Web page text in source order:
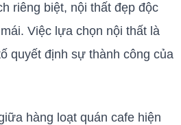
riêng biệt, nội thất đẹp độc
Việc lựa chọn nội thất là
quyết định sự thành công của
hàng loạt quán cafe hiện